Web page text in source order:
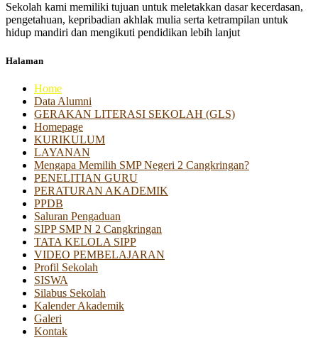
Sekolah kami memiliki tujuan untuk meletakkan dasar kecerdasan,
pengetahuan, kepribadian akhlak mulia serta ketrampilan untuk
hidup mandiri dan mengikuti pendidikan lebih lanjut
Halaman
Home
Data Alumni
GERAKAN LITERASI SEKOLAH (GLS)
Homepage
KURIKULUM
LAYANAN
Mengapa Memilih SMP Negeri 2 Cangkringan?
PENELITIAN GURU
PERATURAN AKADEMIK
PPDB
Saluran Pengaduan
SIPP SMP N 2 Cangkringan
TATA KELOLA SIPP
VIDEO PEMBELAJARAN
Profil Sekolah
SISWA
Silabus Sekolah
Kalender Akademik
Galeri
Kontak